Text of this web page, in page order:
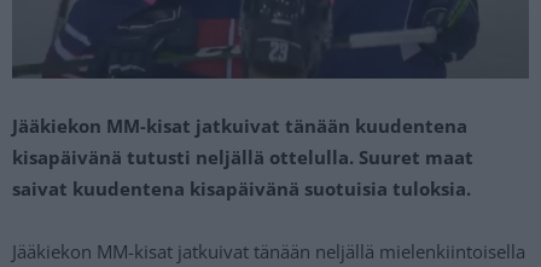
Jääkiekon MM-kisat jatkuivat tänään kuudentena
kisapäivänä tutusti neljällä ottelulla. Suuret maat
saivat kuudentena kisapäivänä suotuisia tuloksia.
Jääkiekon MM-kisat jatkuivat tänään neljällä mielenkiintoisella